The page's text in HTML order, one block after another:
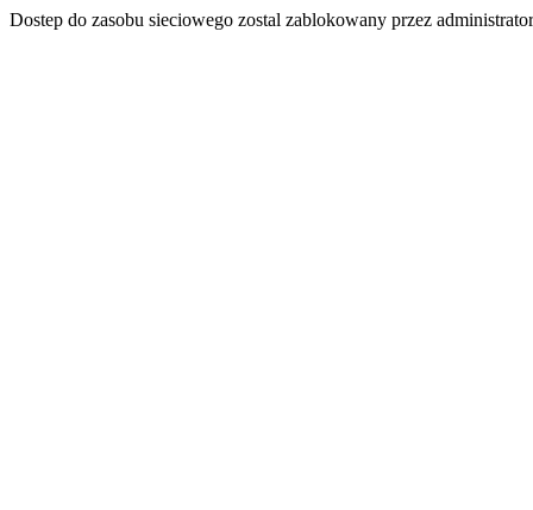
Dostep do zasobu sieciowego zostal zablokowany przez